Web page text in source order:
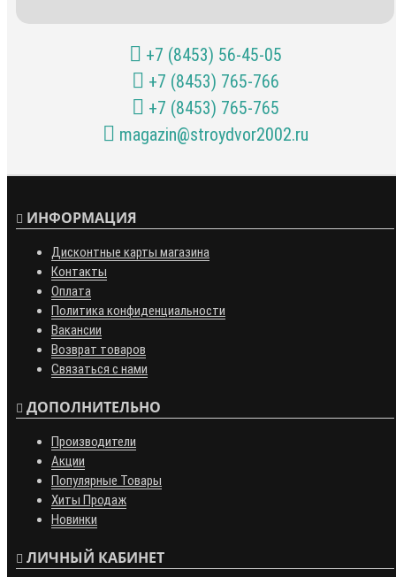
+7 (8453) 56-45-05
+7 (8453) 765-766
+7 (8453) 765-765
magazin@stroydvor2002.ru
ИНФОРМАЦИЯ
Дисконтные карты магазина
Контакты
Оплата
Политика конфиденциальности
Вакансии
Возврат товаров
Связаться с нами
ДОПОЛНИТЕЛЬНО
Производители
Акции
Популярные Товары
Хиты Продаж
Новинки
ЛИЧНЫЙ КАБИНЕТ